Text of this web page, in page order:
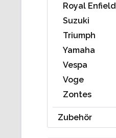
Royal Enfield
Suzuki
Triumph
Yamaha
Vespa
Voge
Zontes
Zubehör